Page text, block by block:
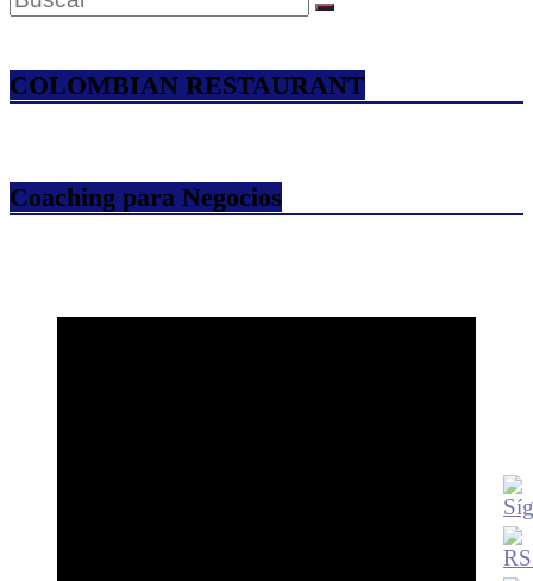
callejeras,
amenaza
latente
hijos
COLOMBIAN RESTAURANT
Coaching para Negocios